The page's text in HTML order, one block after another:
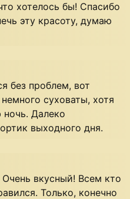
хотелось бы! Спасибо
эту красоту, думаю
без проблем, вот
суховаты, хотя
Далеко
выходного дня.
вкусный! Всем кто
Только, конечно